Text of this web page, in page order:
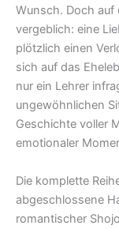
Wunsch. Doch auf
vergeblich: eine
plötzlich einen
sich auf das
nur ein Lehrer
ungewöhnlichen
Geschichte voller
emotionaler
Die komplette
abgeschlossene
romantischer